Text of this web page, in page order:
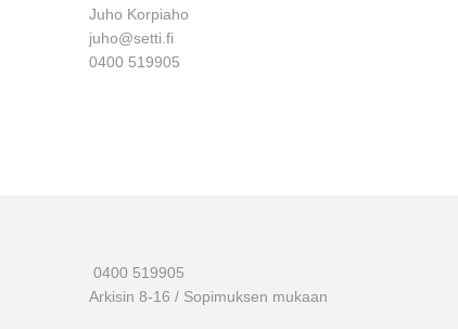
Juho Korpiaho
juho@setti.fi
0400 519905
0400 519905
Arkisin 8-16 / Sopimuksen mukaan